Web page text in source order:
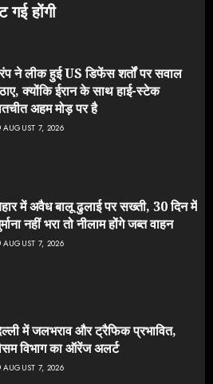
होंगी
ने लीक हुई US डिफेंस शर्तों पर सवाल
क्योंकि ईरान के साथ हाई-स्टेक
अहम मोड़ पर है
AUGUST 7, 2026
में अवैध बालू ढुलाई पर सख्ती, 30 दिन में
नहीं भरा तो नीलाम होंगे जब्त वाहन
AUGUST 7, 2026
में जलभराव और ट्रैफिक प्रभावित,
विभाग का ऑरेंज अलर्ट
AUGUST 7, 2026